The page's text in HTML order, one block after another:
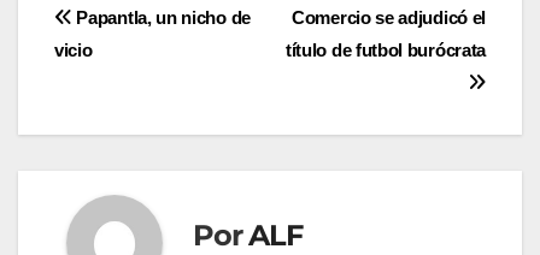
Navegación
entradas
Comercio se adjudicó el
título de futbol burócrata
Papantla, un nicho de
vicio
PorALF